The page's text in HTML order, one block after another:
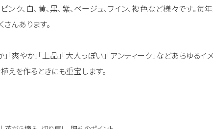
ンク、白、黄、黒、紫、ベージュ、ワイン、複色など様々です。毎
んあります。
」「爽やか」「上品」「大人っぽい」「アンティーク」などあらゆる
えを作るときにも重宝します。